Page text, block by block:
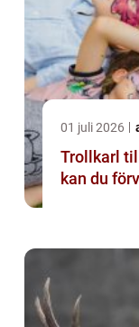
01 juli 2026
Trollkarl
kan du